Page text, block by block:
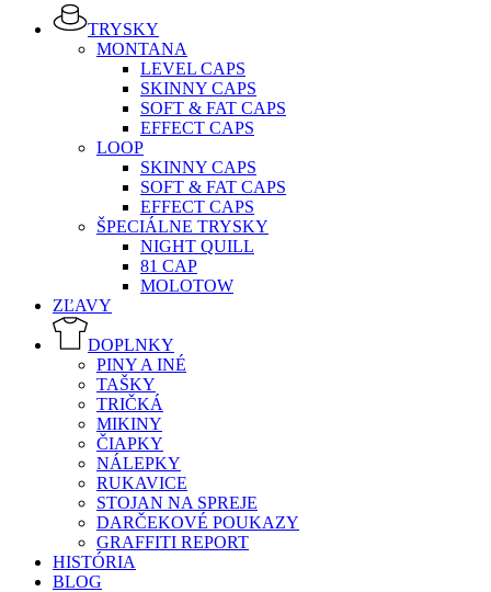
TRYSKY
MONTANA
LEVEL CAPS
SKINNY CAPS
SOFT & FAT CAPS
EFFECT CAPS
LOOP
SKINNY CAPS
SOFT & FAT CAPS
EFFECT CAPS
ŠPECIÁLNE TRYSKY
NIGHT QUILL
81 CAP
MOLOTOW
ZĽAVY
DOPLNKY
PINY A INÉ
TAŠKY
TRIČKÁ
MIKINY
ČIAPKY
NÁLEPKY
RUKAVICE
STOJAN NA SPREJE
DARČEKOVÉ POUKAZY
GRAFFITI REPORT
HISTÓRIA
BLOG